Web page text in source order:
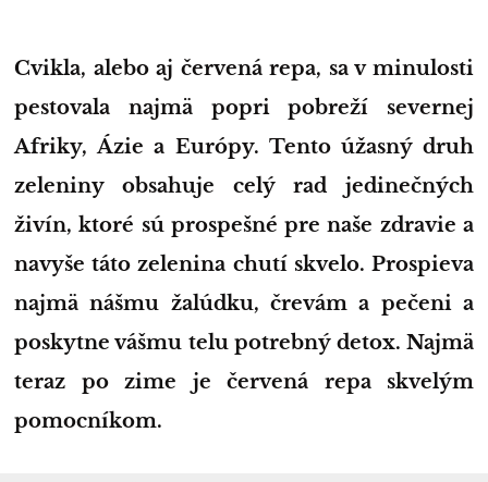
Cvikla, alebo aj červená repa, sa v minulosti
pestovala najmä popri pobreží severnej
Afriky, Ázie a Európy. Tento úžasný druh
zeleniny obsahuje celý rad jedinečných
živín, ktoré sú prospešné pre naše zdravie a
navyše táto zelenina chutí skvelo. Prospieva
najmä nášmu žalúdku, črevám a pečeni a
poskytne vášmu telu potrebný detox. Najmä
teraz po zime je červená repa skvelým
pomocníkom.